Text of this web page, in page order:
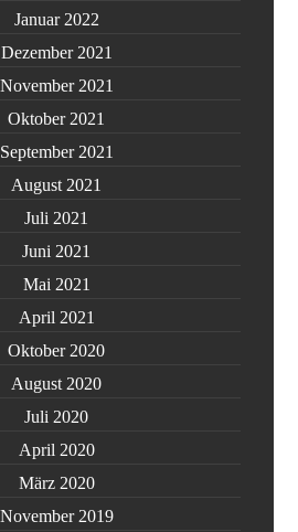
Januar 2022
Dezember 2021
November 2021
Oktober 2021
September 2021
August 2021
Juli 2021
Juni 2021
Mai 2021
April 2021
Oktober 2020
August 2020
Juli 2020
April 2020
März 2020
November 2019